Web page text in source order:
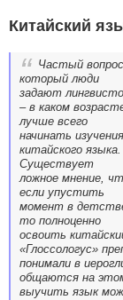
Китайский
Частый
который люди
задают
– в каком
лучше всего
начинать изучения
китайского языка.
Существует
ложное мнение,
если упустить
момент в
то полноценно
освоить
«Глоссологус»
понимали в
общаются на
выучить язык